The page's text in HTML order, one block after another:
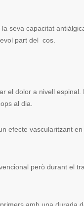
seva capacitat
part del cos.
a nivell espinal.
al dia.
vascularitzant en
però durant el